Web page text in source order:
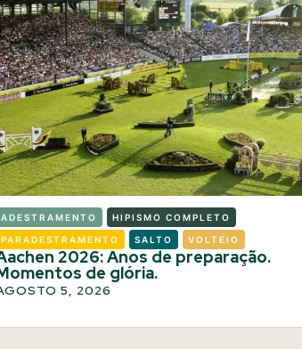
ADESTRAMENTO HIPISMO COMPLETO
PARADESTRAMENTO SALTO VOLTEIO
2026: Anos de preparação.
de glória.
5, 2026